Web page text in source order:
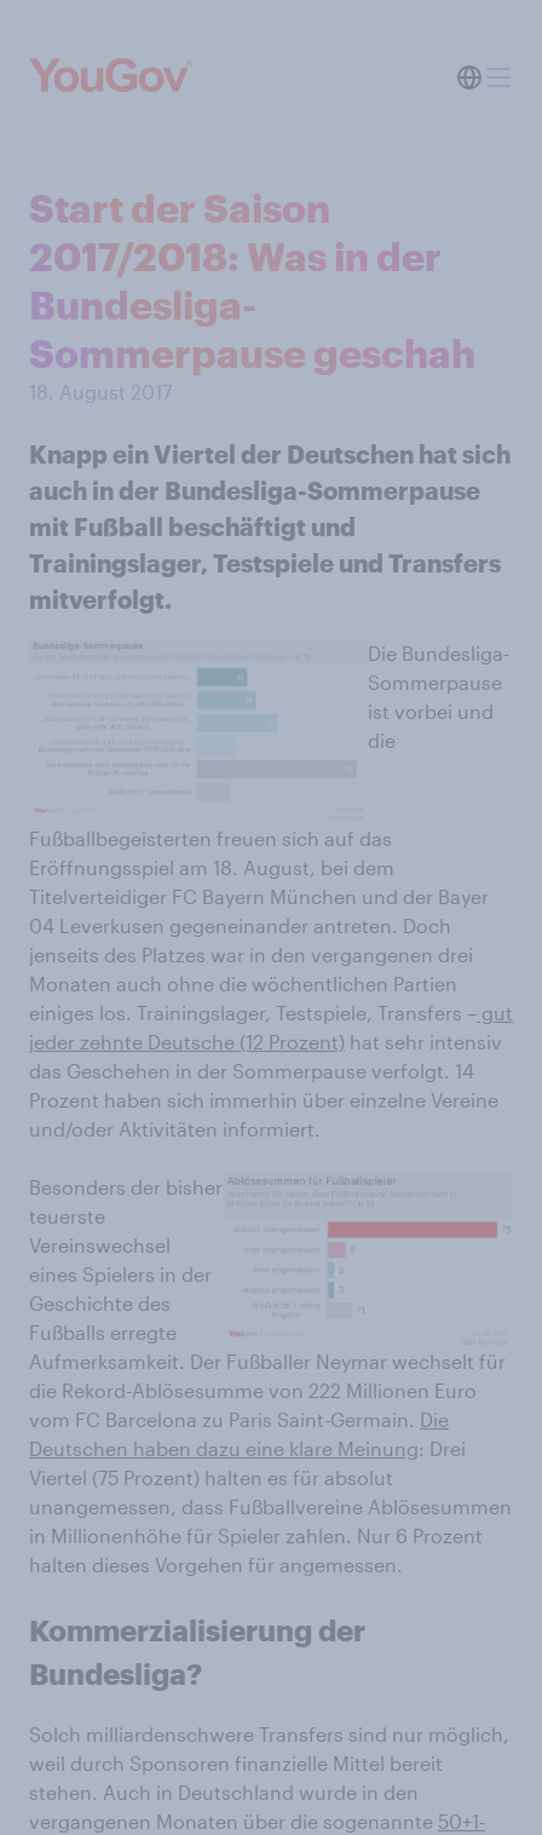
Start der Saison
2017/2018: Was in der
Bundesliga-
Sommerpause geschah
18. August 2017
Knapp ein Viertel der Deutschen hat sich
auch in der Bundesliga-Sommerpause
mit Fußball beschäftigt und
Trainingslager, Testspiele und Transfers
mitverfolgt.
Die Bundesliga-
Sommerpause
ist vorbei und
die
Fußballbegeisterten freuen sich auf das
Eröffnungsspiel am 18. August, bei dem
Titelverteidiger FC Bayern München und der Bayer
04 Leverkusen gegeneinander antreten. Doch
jenseits des Platzes war in den vergangenen drei
Monaten auch ohne die wöchentlichen Partien
einiges los. Trainingslager, Testspiele, Transfers – gut
jeder zehnte Deutsche (12 Prozent) hat sehr intensiv
das Geschehen in der Sommerpause verfolgt. 14
Prozent haben sich immerhin über einzelne Vereine
und/oder Aktivitäten informiert.
Besonders der bisher
teuerste
Vereinswechsel
eines Spielers in der
Geschichte des
Fußballs erregte
Aufmerksamkeit. Der Fußballer Neymar wechselt für
die Rekord-Ablösesumme von 222 Millionen Euro
vom FC Barcelona zu Paris Saint-Germain. Die
Deutschen haben dazu eine klare Meinung: Drei
Viertel (75 Prozent) halten es für absolut
unangemessen, dass Fußballvereine Ablösesummen
in Millionenhöhe für Spieler zahlen. Nur 6 Prozent
halten dieses Vorgehen für angemessen.
Kommerzialisierung der
Bundesliga?
Solch milliardenschwere Transfers sind nur möglich,
weil durch Sponsoren finanzielle Mittel bereit
stehen. Auch in Deutschland wurde in den
vergangenen Monaten über die sogenannte 50+1-